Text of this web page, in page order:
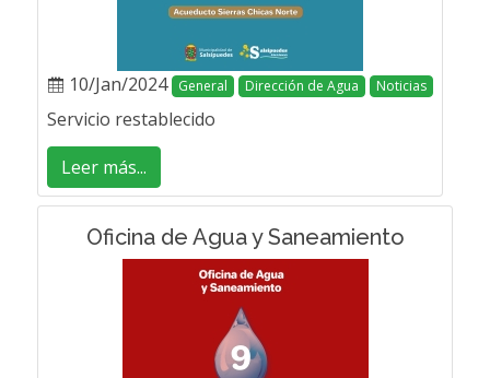
10/Jan/2024 General Dirección de Agua Noticias
Servicio restablecido
Leer más...
Oficina de Agua y Saneamiento